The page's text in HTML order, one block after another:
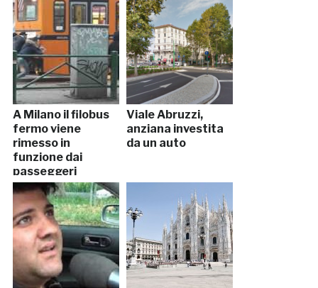
A Milano il filobus
fermo viene
rimesso in
funzione dai
passeggeri
Viale Abruzzi,
anziana investita
da un auto